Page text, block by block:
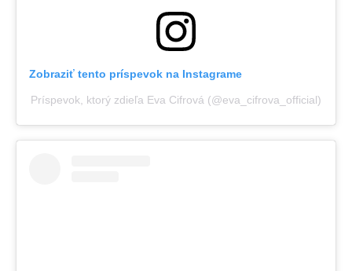
Zobraziť tento príspevok na Instagrame
Príspevok, ktorý zdieľa Eva Cifrová (@eva_cifrova_official)